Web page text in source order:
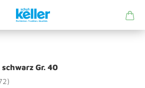
Gr. 40